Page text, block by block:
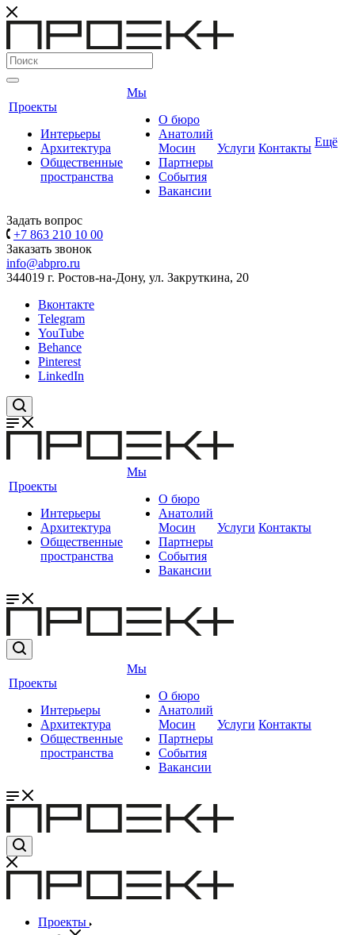
Проекты
Интерьеры
Архитектура
Общественные
пространства
Мы
О бюро
Анатолий
Мосин
Партнеры
События
Вакансии
Услуги Контакты Ещё
Задать вопрос
+7 863 210 10 00
Заказать звонок
info@abpro.ru
344019 г. Ростов-на-Дону, ул. Закруткина, 20
Вконтакте
Telegram
YouTube
Behance
Pinterest
LinkedIn
Проекты
Интерьеры
Архитектура
Общественные
пространства
Мы
О бюро
Анатолий
Мосин
Партнеры
События
Вакансии
Услуги Контакты
Проекты
Интерьеры
Архитектура
Общественные
пространства
Мы
О бюро
Анатолий
Мосин
Партнеры
События
Вакансии
Услуги Контакты
Проекты